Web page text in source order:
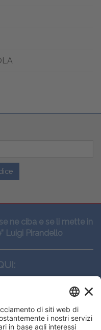
ne ciba e se li mette in
Luigi Pirandello